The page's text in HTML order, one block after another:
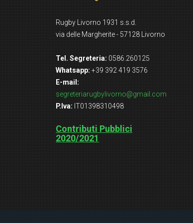
Rugby Livorno 1931 s.s.d.
via delle Margherite - 57128 Livorno
Tel. Segreteria: 0586.260125
Whatsapp: +39 392 419 3576
E-mail:
segreteriarugbylivorno@gmail.com
P.Iva: IT01398310498
Contributi Pubblici
2020/2021